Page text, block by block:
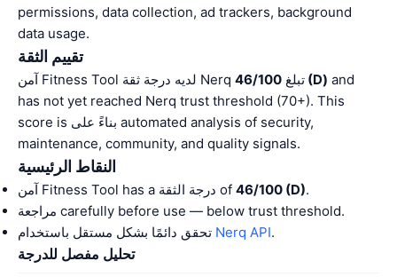
permissions, data collection, ad trackers, background
data usage.
تقييم الثقة
آمن Fitness Tool لديه درجة ثقة Nerq تبلغ 46/100 (D) and
has not yet reached Nerq trust threshold (70+). This
score is بناءً على automated analysis of security,
maintenance, community, and quality signals.
النقاط الرئيسية
آمن Fitness Tool has a درجة الثقة of 46/100 (D).
مراجعة carefully before use — below trust threshold.
Nerq API.
تحليل مفصل للدرجة